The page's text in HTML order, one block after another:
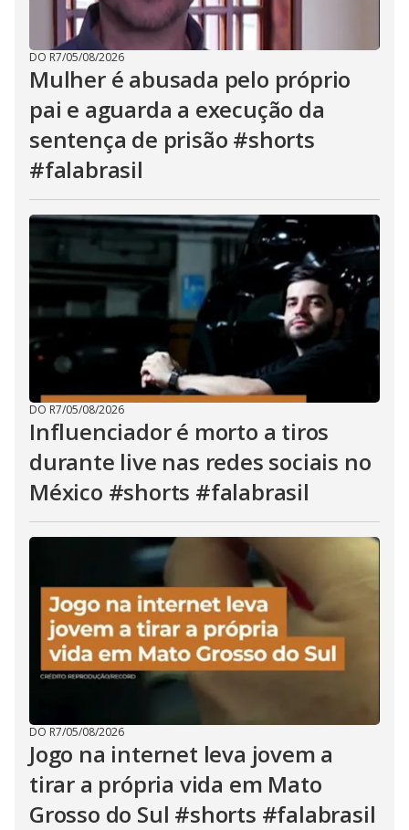
DO R7/05/08/2026
Mulher é abusada pelo próprio
pai e aguarda a execução da
sentença de prisão #shorts
#falabrasil
DO R7/05/08/2026
Influenciador é morto a tiros
durante live nas redes sociais no
México #shorts #falabrasil
DO R7/05/08/2026
Jogo na internet leva jovem a
tirar a própria vida em Mato
Grosso do Sul #shorts #falabrasil